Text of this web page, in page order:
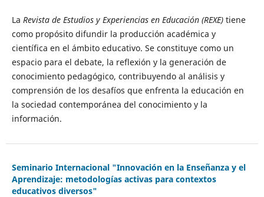
La Revista de Estudios y Experiencias en Educación (REXE)tiene
como propósito difundir la producción académica y
científica en el ámbito educativo. Se constituye como un
espacio para el debate, la reflexión y la generación de
conocimiento pedagógico, contribuyendo al análisis y
comprensión de los desafíos que enfrenta la educación en
la sociedad contemporánea del conocimiento y la
información.
Seminario Internacional "Innovación en la Enseñanza y el
Aprendizaje: metodologías activas para contextos
educativos diversos"